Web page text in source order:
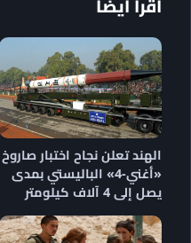
اقرأ أيضًا
الهند تعلن نجاح اختبار صاروخ
«أغني-4» الباليستي بمدى
يصل إلى 4 آلاف كيلومتر